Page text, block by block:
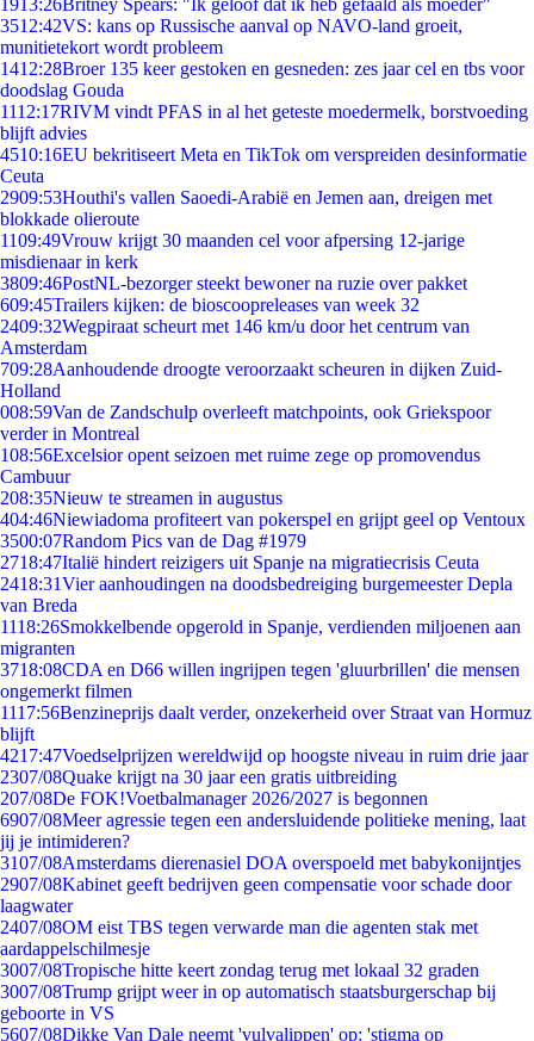
1913:26Britney Spears: "Ik geloof dat ik heb gefaald als moeder"
3512:42VS: kans op Russische aanval op NAVO-land groeit,
munitietekort wordt probleem
1412:28Broer 135 keer gestoken en gesneden: zes jaar cel en tbs voor
doodslag Gouda
1112:17RIVM vindt PFAS in al het geteste moedermelk, borstvoeding
blijft advies
4510:16EU bekritiseert Meta en TikTok om verspreiden desinformatie
Ceuta
2909:53Houthi's vallen Saoedi-Arabië en Jemen aan, dreigen met
blokkade olieroute
1109:49Vrouw krijgt 30 maanden cel voor afpersing 12-jarige
misdienaar in kerk
3809:46PostNL-bezorger steekt bewoner na ruzie over pakket
609:45Trailers kijken: de bioscoopreleases van week 32
2409:32Wegpiraat scheurt met 146 km/u door het centrum van
Amsterdam
709:28Aanhoudende droogte veroorzaakt scheuren in dijken Zuid-
Holland
008:59Van de Zandschulp overleeft matchpoints, ook Griekspoor
verder in Montreal
108:56Excelsior opent seizoen met ruime zege op promovendus
Cambuur
208:35Nieuw te streamen in augustus
404:46Niewiadoma profiteert van pokerspel en grijpt geel op Ventoux
3500:07Random Pics van de Dag #1979
2718:47Italië hindert reizigers uit Spanje na migratiecrisis Ceuta
2418:31Vier aanhoudingen na doodsbedreiging burgemeester Depla
van Breda
1118:26Smokkelbende opgerold in Spanje, verdienden miljoenen aan
migranten
3718:08CDA en D66 willen ingrijpen tegen 'gluurbrillen' die mensen
ongemerkt filmen
1117:56Benzineprijs daalt verder, onzekerheid over Straat van Hormuz
blijft
4217:47Voedselprijzen wereldwijd op hoogste niveau in ruim drie jaar
2307/08Quake krijgt na 30 jaar een gratis uitbreiding
207/08De FOK!Voetbalmanager 2026/2027 is begonnen
6907/08Meer agressie tegen een andersluidende politieke mening, laat
jij je intimideren?
3107/08Amsterdams dierenasiel DOA overspoeld met babykonijntjes
2907/08Kabinet geeft bedrijven geen compensatie voor schade door
laagwater
2407/08OM eist TBS tegen verwarde man die agenten stak met
aardappelschilmesje
3007/08Tropische hitte keert zondag terug met lokaal 32 graden
3007/08Trump grijpt weer in op automatisch staatsburgerschap bij
geboorte in VS
5607/08Dikke Van Dale neemt 'vulvalippen' op: 'stigma op